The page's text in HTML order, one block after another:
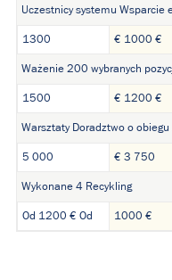
Uczestnicy systemu Wsparcie
1300 € 1000 €
Ważenie 200 wybranych
1500 € 1200 €
Warsztaty Doradztwo o
5 000 € 3 750
Wykonane 4 Recykling
Od 1200 € Od 1000 €